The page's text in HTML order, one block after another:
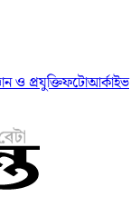
ও প্রযুক্তিফটোআর্কাইভ